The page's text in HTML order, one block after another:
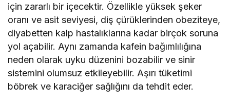
için zararlı bir içecektir. Özellikle yüksek şeker
oranı ve asit seviyesi, diş çürüklerinden obeziteye,
diyabetten kalp hastalıklarına kadar birçok soruna
yol açabilir. Aynı zamanda kafein bağımlılığına
neden olarak uyku düzenini bozabilir ve sinir
sistemini olumsuz etkileyebilir. Aşırı tüketimi
böbrek ve karaciğer sağlığını da tehdit eder.